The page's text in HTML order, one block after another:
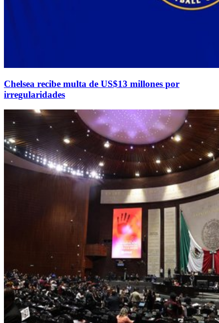
Chelsea recibe multa de US$13 millones por
irregularidades